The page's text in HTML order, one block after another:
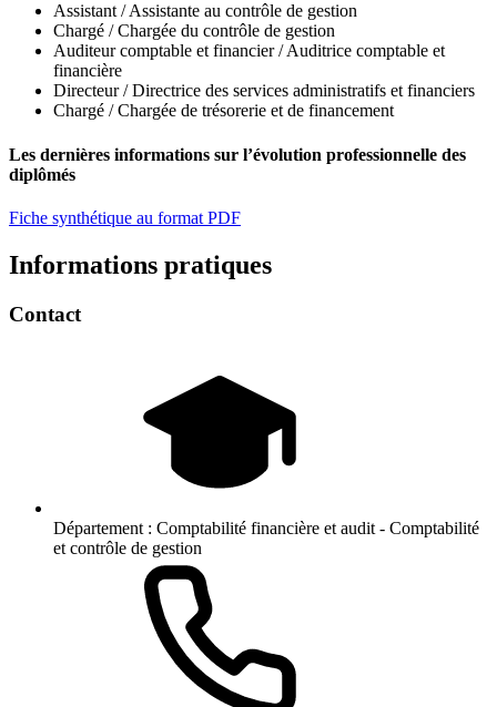
Assistant / Assistante au contrôle de gestion
Chargé / Chargée du contrôle de gestion
Auditeur comptable et financier / Auditrice comptable et
financière
Directeur / Directrice des services administratifs et financiers
Chargé / Chargée de trésorerie et de financement
Les dernières informations sur l’évolution professionnelle des
diplômés
Fiche synthétique au format PDF
Informations pratiques
Contact
Département : Comptabilité financière et audit - Comptabilité
et contrôle de gestion